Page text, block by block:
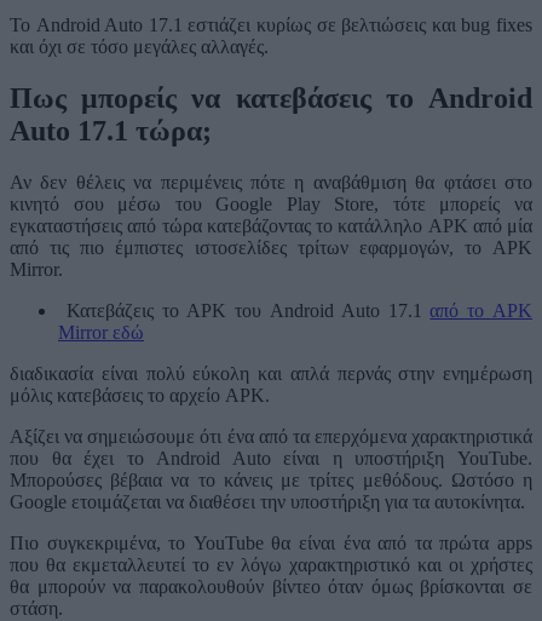
Το Android Auto 17.1 εστιάζει κυρίως σε βελτιώσεις και bug fixes
και όχι σε τόσο μεγάλες αλλαγές.
Πως μπορείς να κατεβάσεις το Android
Auto 17.1 τώρα;
Αν δεν θέλεις να περιμένεις πότε η αναβάθμιση θα φτάσει στο
κινητό σου μέσω του Google Play Store, τότε μπορείς να
εγκαταστήσεις από τώρα κατεβάζοντας το κατάλληλο APK από μία
από τις πιο έμπιστες ιστοσελίδες τρίτων εφαρμογών, το APK
Mirror.
Κατεβάζεις το APK του Android Auto 17.1 από το APK
Mirror εδώ
διαδικασία είναι πολύ εύκολη και απλά περνάς στην ενημέρωση
μόλις κατεβάσεις το αρχείο APK.
Αξίζει να σημειώσουμε ότι ένα από τα επερχόμενα χαρακτηριστικά
που θα έχει το Android Auto είναι η υποστήριξη YouTube.
Μπορούσες βέβαια να το κάνεις με τρίτες μεθόδους. Ωστόσο η
Google ετοιμάζεται να διαθέσει την υποστήριξη για τα αυτοκίνητα.
Πιο συγκεκριμένα, το YouTube θα είναι ένα από τα πρώτα apps
που θα εκμεταλλευτεί το εν λόγω χαρακτηριστικό και οι χρήστες
θα μπορούν να παρακολουθούν βίντεο όταν όμως βρίσκονται σε
στάση.